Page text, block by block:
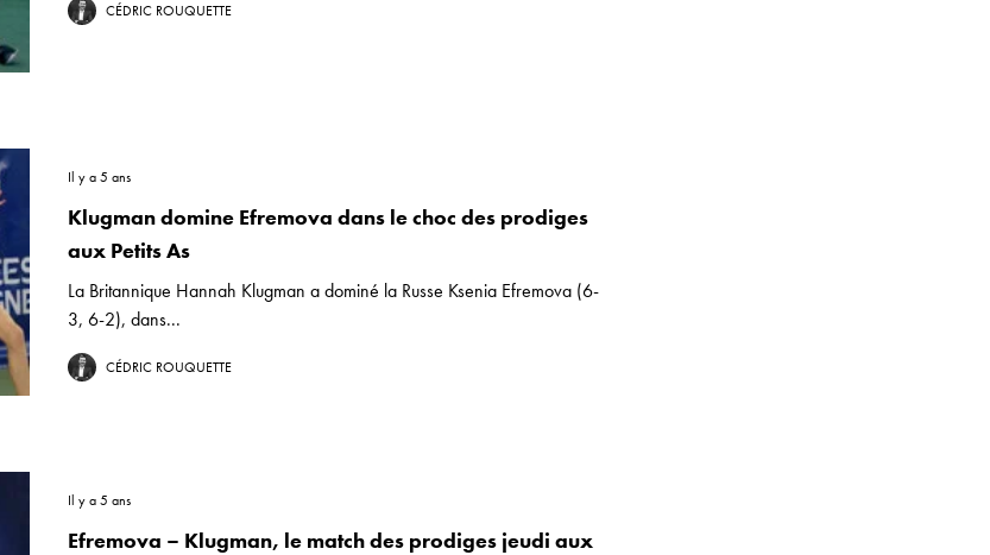
CÉDRIC ROUQUETTE
Il y a 5 ans
Klugman domine Efremova dans le choc des prodiges
aux Petits As
La Britannique Hannah Klugman a dominé la Russe Ksenia Efremova (6-
3, 6-2), dans...
CÉDRIC ROUQUETTE
Il y a 5 ans
Efremova – Klugman, le match des prodiges jeudi aux